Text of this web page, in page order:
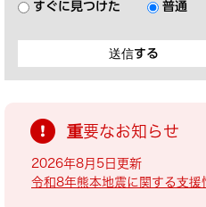
すぐに見つけた
普通
重要なお知らせ
2026年8月5日更新
令和8年熊本地震に関する支援